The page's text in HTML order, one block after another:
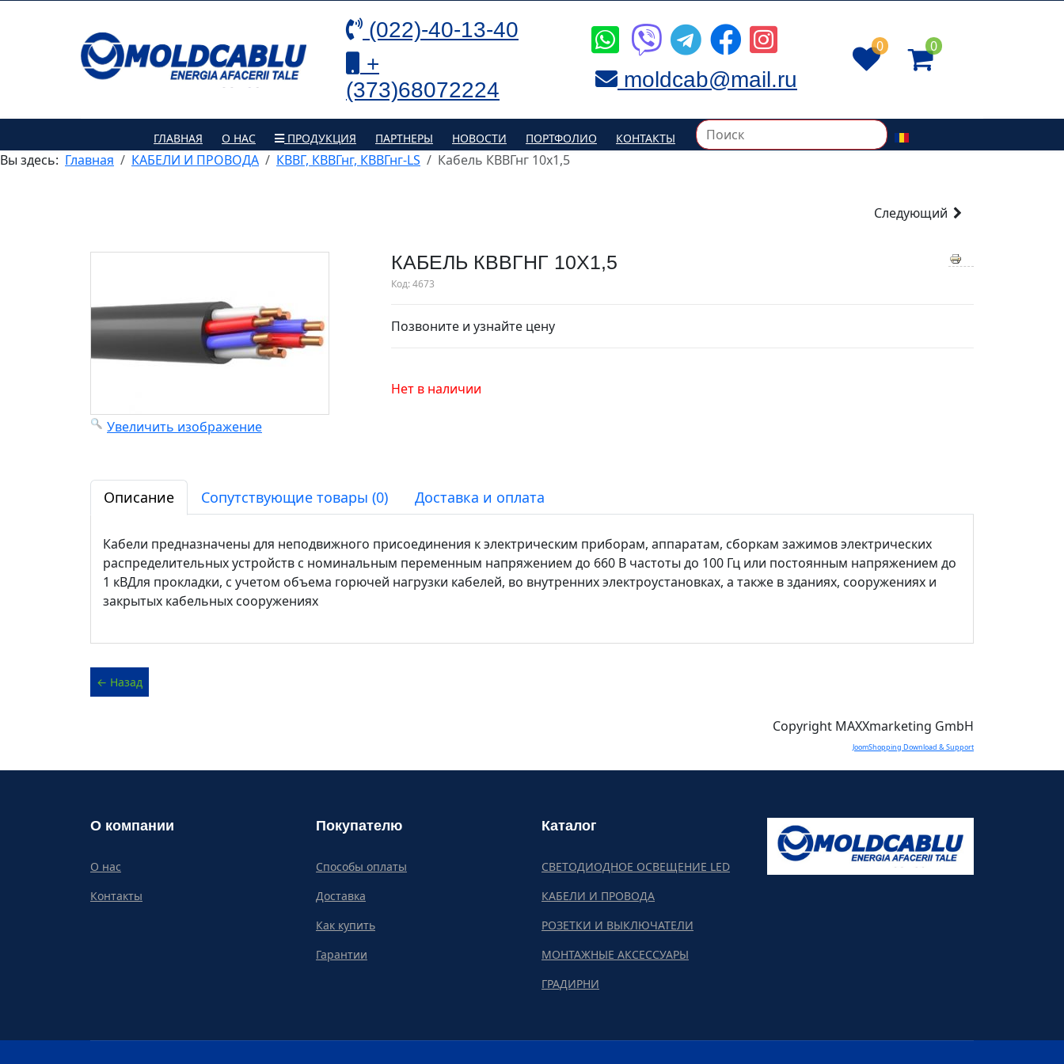
(022)-40-13-40
+
(373)68072224
moldcab@mail.ru
0 0
ГЛАВНАЯ О НАС ПРОДУКЦИЯ ПАРТНЕРЫ НОВОСТИ ПОРТФОЛИО КОНТАКТЫ
Вы здесь: Главная КАБЕЛИ И ПРОВОДА КВВГ, КВВГнг, КВВГнг-LS Кабель КВВГнг 10х1,5
Следующий
Увеличить изображение
КАБЕЛЬ КВВГНГ 10Х1,5
Код:4673
Позвоните и узнайте цену
Нет в наличии
Описание Сопутствующие товары (0) Доставка и оплата
Кабели предназначены для неподвижного присоединения к электрическим приборам, аппаратам, сборкам зажимов электрических
распределительных устройств с номинальным переменным напряжением до 660 В частоты до 100 Гц или постоянным напряжением до
1 кВДля прокладки, с учетом объема горючей нагрузки кабелей, во внутренних электроустановках, а также в зданиях, сооружениях и
закрытых кабельных сооружениях
Copyright MAXXmarketing GmbH
JoomShopping Download & Support
О компании
О нас
Контакты
Покупателю
Способы оплаты
Доставка
Как купить
Гарантии
Каталог
СВЕТОДИОДНОЕ ОСВЕЩЕНИЕ LED
КАБЕЛИ И ПРОВОДА
РОЗЕТКИ И ВЫКЛЮЧАТЕЛИ
МОНТАЖНЫЕ АКСЕССУАРЫ
ГРАДИРНИ